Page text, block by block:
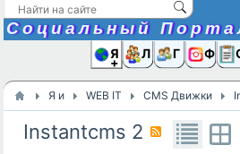
Социальный
Я иЛюди
Я и WEB IT CMS Движки
Instantcms 2